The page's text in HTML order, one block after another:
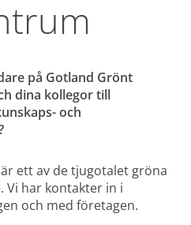
på Gotland Grönt
dina kollegor till
och
ett av de tjugotalet gröna
Vi har kontakter in i
och med företagen.